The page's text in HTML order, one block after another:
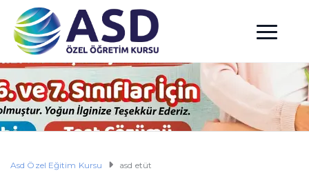
Asd Özel Eğitim Kursu asd etüt